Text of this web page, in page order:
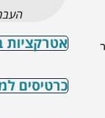
אטרקציות
כרטיסים